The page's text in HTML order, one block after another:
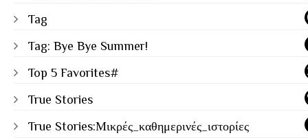
Tag
Tag: Bye Bye Summer!
Top 5 Favorites#
True Stories
True Stories:Μικρές_καθημερινές_ιστορίες